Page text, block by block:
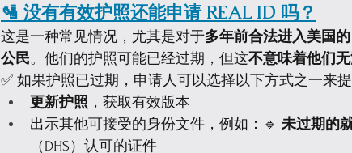
🛂 没有有效护照还能申请 REAL ID 吗？
这是一种常见情况，尤其是对于多年前合法进入美国的
公民。他们的护照可能已经过期，但这不意味着他们无
✅ 如果护照已过期，申请人可以选择以下方式之一来
更新护照 ，获取有效版本
出示其他可接受的身份文件，例如：🔹 未过期的
（DHS）认可的证件